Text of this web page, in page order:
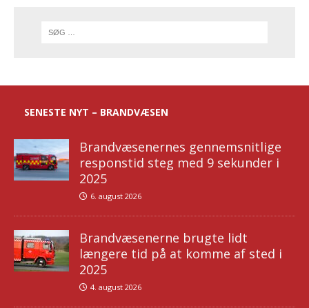
SENESTE NYT – BRANDVÆSEN
Brandvæsenernes gennemsnitlige
responstid steg med 9 sekunder i
2025
6. august 2026
Brandvæsenerne brugte lidt
længere tid på at komme af sted i
2025
4. august 2026